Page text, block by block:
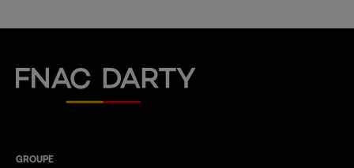
Fnac Darty
GROUPE